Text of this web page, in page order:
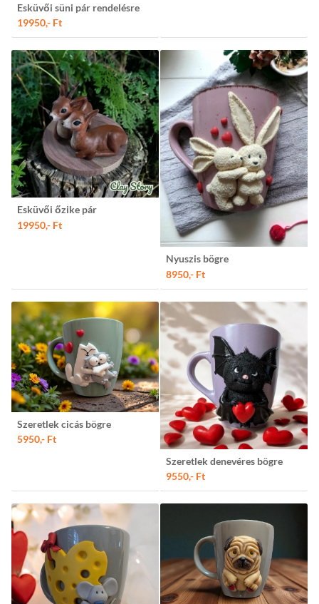
Esküvői süni pár rendelésre
19950,- Ft
Esküvői őzike pár
19950,- Ft
Nyuszis bögre
8950,- Ft
Szeretlek cicás bögre
5950,- Ft
Szeretlek denevéres bögre
9550,- Ft